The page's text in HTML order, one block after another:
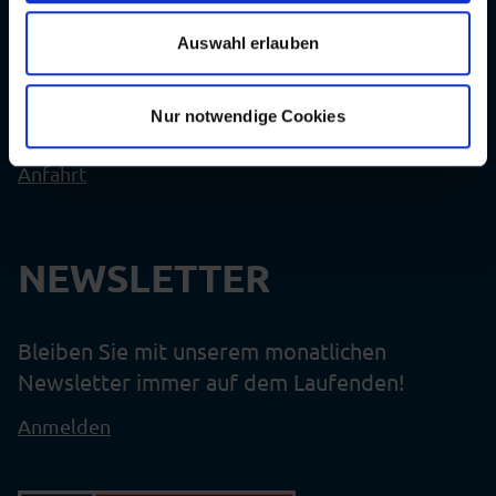
in unserer Datenschutzerklärung.
Auswahl erlauben
Nur notwendige Cookies
KONTAKT
TELEFON:
mail@bis-bremerhaven.de
Anfahrt
NEWSLETTER
Bleiben Sie mit unserem monatlichen
Newsletter immer auf dem Laufenden!
Anmelden